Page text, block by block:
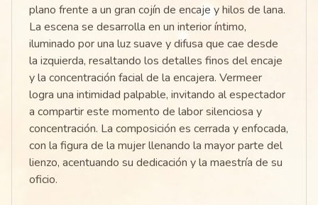
plano frente a un gran cojín de encaje y hilos de lana.
La escena se desarrolla en un interior íntimo,
iluminado por una luz suave y difusa que cae desde
la izquierda, resaltando los detalles finos del encaje
y la concentración facial de la encajera. Vermeer
logra una intimidad palpable, invitando al espectador
a compartir este momento de labor silenciosa y
concentración. La composición es cerrada y enfocada,
con la figura de la mujer llenando la mayor parte del
lienzo, acentuando su dedicación y la maestría de su
oficio.